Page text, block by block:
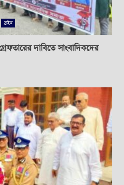
স্লাইড
দাবিতে সাংবাদিকদের